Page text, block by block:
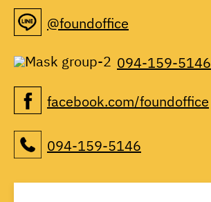
@foundoffice
094-159-5146
facebook.com/foundoffice
094-159-5146